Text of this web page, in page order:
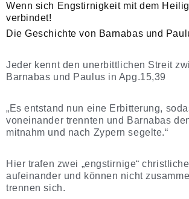
Wenn sich Engstirnigkeit mit dem
verbindet!
Die Geschichte von Barnabas und
Jeder kennt den unerbittlichen Streit
Barnabas und Paulus in Apg.15,39
„Es entstand nun eine Erbitterung,
voneinander trennten und Barnabas
mitnahm und nach Zypern segelte.“
Hier trafen zwei „engstirnige“
aufeinander und können nicht
trennen sich.